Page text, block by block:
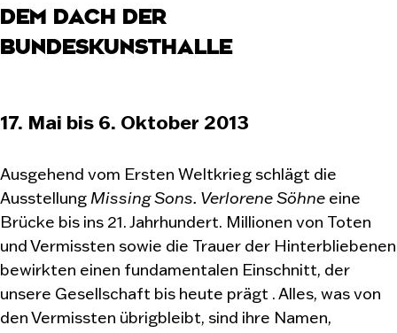
DEM DACH DER
BUNDESKUNSTHALLE
17. Mai bis 6. Oktober 2013
Ausgehend vom Ersten Weltkrieg schlägt die
Ausstellung Missing Sons. Verlorene Söhne eine
Brücke bis ins 21. Jahrhundert. Millionen von Toten
und Vermissten sowie die Trauer der Hinterbliebenen
bewirkten einen fundamentalen Einschnitt, der
unsere Gesellschaft bis heute prägt . Alles, was von
den Vermissten übrigbleibt, sind ihre Namen,